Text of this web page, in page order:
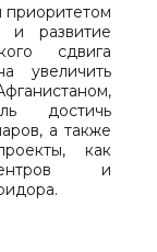
приоритетом
и развитие
сдвига
увеличить
достичь
а также
как
и